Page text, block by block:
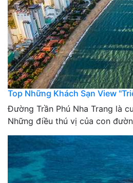
Top Những Khách Sạn View
Đường Trần Phú Nha Trang là
Những điều thú vị của con